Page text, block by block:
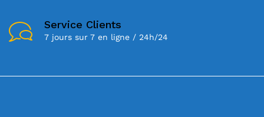
Service Clients
7 jours sur 7 en ligne / 24h/24